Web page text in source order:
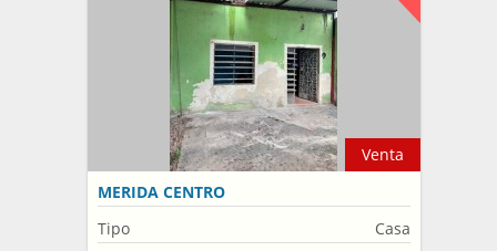
Venta
MERIDA CENTRO
Tipo
Casa